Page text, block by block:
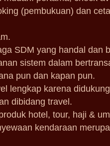
(pembukuan) dan
SDM yang handal dan
sistem dalam
pun dan kapan pun.
lengkap karena
dibidang travel.
hotel, tour, haji &
kendaraan